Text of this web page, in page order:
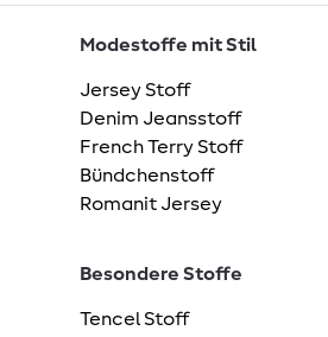
Modestoffe mit Stil
Jersey Stoff
Denim Jeansstoff
French Terry Stoff
Bündchenstoff
Romanit Jersey
Besondere Stoffe
Tencel Stoff